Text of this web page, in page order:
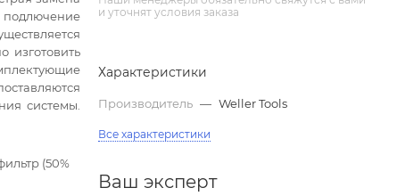
изготовить
системы.
(50%
и уточнят условия заказа
Характеристики
Производитель — Weller Tools
Все характеристики
Ваш эксперт